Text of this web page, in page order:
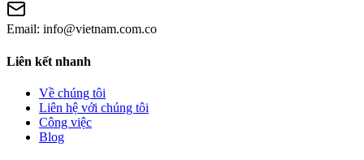
Email: info@vietnam.com.co
Liên kết nhanh
Về chúng tôi
Liên hệ với chúng tôi
Công việc
Blog